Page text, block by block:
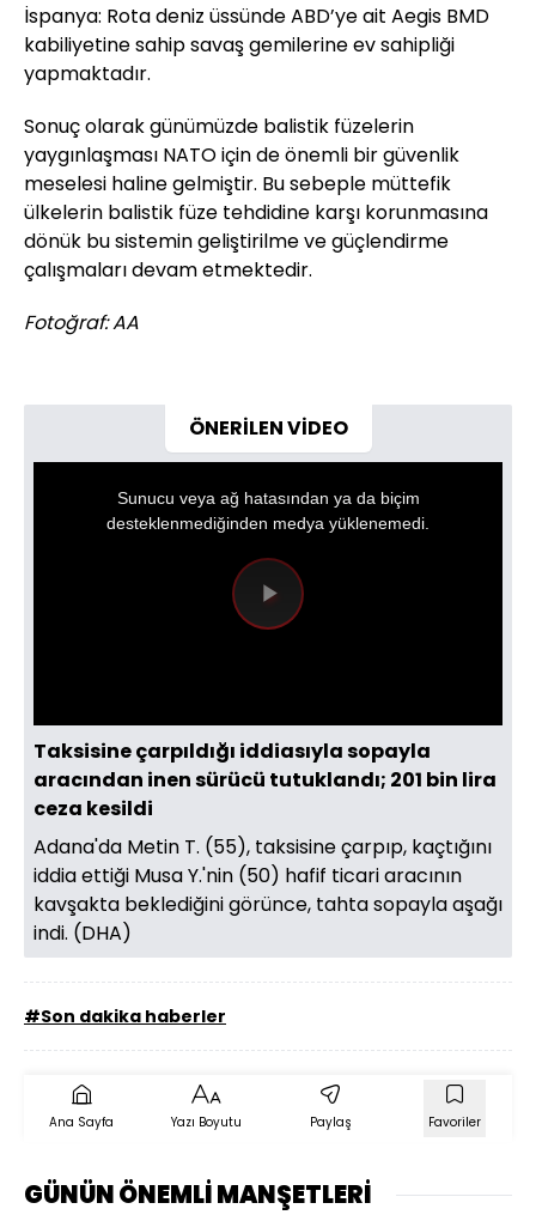
İspanya: Rota deniz üssünde ABD’ye ait Aegis BMD
kabiliyetine sahip savaş gemilerine ev sahipliği
yapmaktadır.
Sonuç olarak günümüzde balistik füzelerin
yaygınlaşması NATO için de önemli bir güvenlik
meselesi haline gelmiştir. Bu sebeple müttefik
ülkelerin balistik füze tehdidine karşı korunmasına
dönük bu sistemin geliştirilme ve güçlendirme
çalışmaları devam etmektedir.
Fotoğraf: AA
ÖNERİLEN VİDEO
Videoyu
Sunucu veya ağ hatasından ya da biçim
desteklenmediğinden medya yüklenemedi.
Taksisine çarpıldığı iddiasıyla sopayla
aracından inen sürücü tutuklandı; 201 bin lira
ceza kesildi
Adana'da Metin T. (55), taksisine çarpıp, kaçtığını
iddia ettiği Musa Y.'nin (50) hafif ticari aracının
kavşakta beklediğini görünce, tahta sopayla aşağı
indi. (DHA)
#Son dakika haberler
Ana Sayfa Yazı Boyutu Paylaş Favoriler
GÜNÜN ÖNEMLİ MANŞETLERİ